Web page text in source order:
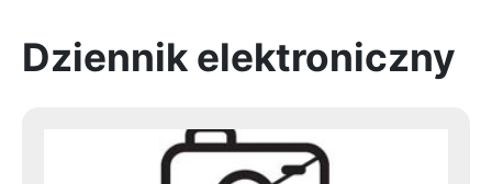
Dziennik elektroniczny